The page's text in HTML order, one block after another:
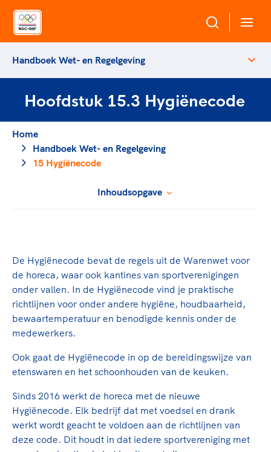
Over NOC*NSF
Sportagenda 2032
Leden
Algemene Vergadering
Raad van Toezicht en Bestuur
Sportonderzoek
Sportakkoord II
Game Changer
TeamNL kids
Nieuwspagina
Columns
Sportdeelname
Bonden en professionals in de sport
Beleidsmedewerkers
Veilige en integere sport
Diversiteit en inclusie
Gezonde sportomgeving
Duurzaamheid
Bekwaam sportkader
Vitale clubs en bestuurlijk kader
Sportmatch
Clubacties
Handboek Wet- en Regelgeving
Topsport
Voor talentvolle sporters
TeamNL Academie Kalender
Kennisaanbod TeamNL Experts
TeamNL Sport Science Centre
Olympische Spelen LA28
Paralympische Spelen LA28
Europese Spelen Istanbul 2027
Handboek Wet- en Regelgeving
Hoofdstuk 15.3 Hygiënecode
Home
Handboek Wet- en Regelgeving
15 Hygiënecode
Inhoudsopgave
De Hygiënecode bevat de regels uit de Warenwet voor
de horeca, waar ook kantines van sportverenigingen
onder vallen. In de Hygiënecode vind je praktische
richtlijnen voor onder andere hygiëne, houdbaarheid,
bewaartemperatuur en benodigde kennis onder de
medewerkers.
Ook gaat de Hygiënecode in op de bereidingswijze van
etenswaren en het schoonhouden van de keuken.
Sinds 2016 werkt de horeca met de nieuwe
Hygiënecode. Elk bedrijf dat met voedsel en drank
werkt wordt geacht te voldoen aan de richtlijnen van
deze code. Dit houdt in dat iedere sportvereniging met